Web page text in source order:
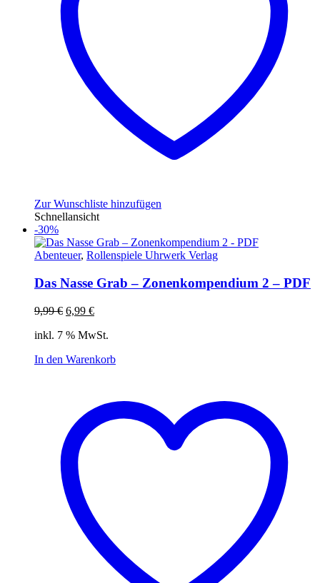
Zur Wunschliste hinzufügen
Schnellansicht
-30%
Abenteuer, Rollenspiele Uhrwerk Verlag
Das Nasse Grab – Zonenkompendium 2 – PDF
9,99€ Ursprünglicher
war:
6,99 €Aktueller
ist:
inkl. 7 % MwSt.
In den Warenkorb